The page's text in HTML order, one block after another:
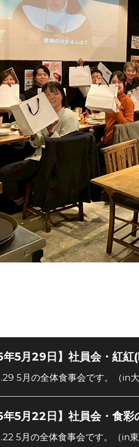
年5月29日】社員会・紅
5月の全体食事会です。（in
年5月22日】社員会・食彩
5月の全体食事会です。（in